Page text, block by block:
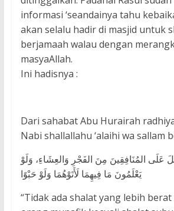
informasi ‘seandainya tahu
akan selalu hadir di masjid untuk
berjamaah walau dengan
masyaAllah.
Ini hadisnya :
Dari sahabat Abu Hurairah
Nabi shallallahu ‘alaihi wa sallam
عَلَى المُنَافِقِينَ مِنَ الفَجْرِ وَالعِشَاءِ، وَلَوْ
يَعْلَمُونَ مَا فِيهِمَا لَأَتَوْهُمَا وَلَوْ حَبْوًا
“Tidak ada shalat yang lebih